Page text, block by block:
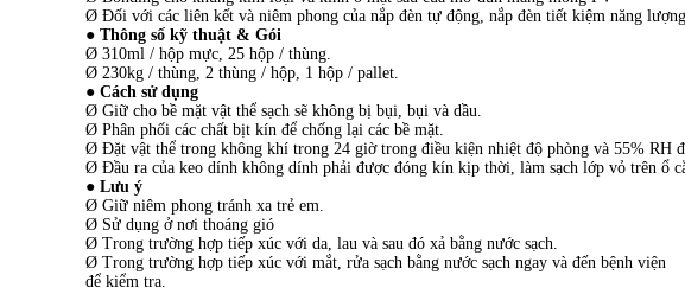
Ø Đối với các liên kết và niêm phong của nắp đèn tự động, nắp đèn tiết kiệm năng
● Thông số kỹ thuật & Gói
Ø 310ml / hộp mực, 25 hộp / thùng.
Ø 230kg / thùng, 2 thùng / hộp, 1 hộp / pallet.
● Cách sử dụng
Ø Giữ cho bề mặt vật thể sạch sẽ không bị bụi, bụi và dầu.
Ø Phân phối các chất bịt kín để chống lại các bề mặt.
Ø Đặt vật thể trong không khí trong 24 giờ trong điều kiện nhiệt độ phòng và 55% RH
Ø Đầu ra của keo dính không dính phải được đóng kín kịp thời, làm sạch lớp vỏ trên ổ
● Lưu ý
Ø Giữ niêm phong tránh xa trẻ em.
Ø Sử dụng ở nơi thoáng gió
Ø Trong trường hợp tiếp xúc với da, lau và sau đó xả bằng nước sạch.
Ø Trong trường hợp tiếp xúc với mắt, rửa sạch bằng nước sạch ngay và đến bệnh viện
để kiểm tra.